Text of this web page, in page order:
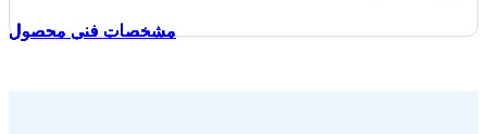
مشخصات فنی محصول
مشخصات فنی محصول
مشخصات فنی محصول
مشخصات فنی محصول
مشخصات فنی محصول
مشخصات فنی محصول
مشخصات فنی محصول
مشخصات فنی محصول
مشخصات فنی محصول
مشخصات فنی محصول